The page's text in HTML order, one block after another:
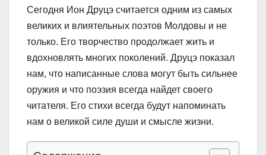
Сегодня Ион Друцэ считается одним из самых
великих и влиятельных поэтов Молдовы и не
только. Его творчество продолжает жить и
вдохновлять многих поколений. Друцэ показал
нам, что написанные слова могут быть сильнее
оружия и что поэзия всегда найдет своего
читателя. Его стихи всегда будут напоминать
нам о великой силе души и смысле жизни.